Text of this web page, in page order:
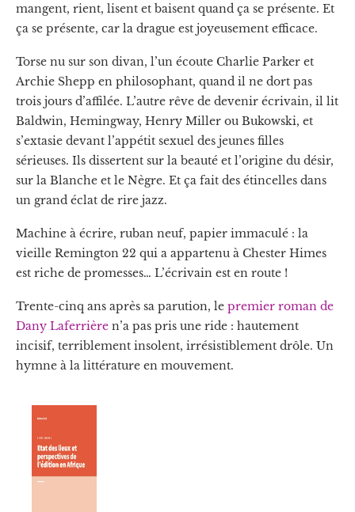
mangent, rient, lisent et baisent quand ça se présente. Et
ça se présente, car la drague est joyeusement efficace.
Torse nu sur son divan, l’un écoute Charlie Parker et
Archie Shepp en philosophant, quand il ne dort pas
trois jours d’affilée. L’autre rêve de devenir écrivain, il lit
Baldwin, Hemingway, Henry Miller ou Bukowski, et
s’extasie devant l’appétit sexuel des jeunes filles
sérieuses. Ils dissertent sur la beauté et l’origine du désir,
sur la Blanche et le Nègre. Et ça fait des étincelles dans
un grand éclat de rire jazz.
Machine à écrire, ruban neuf, papier immaculé : la
vieille Remington 22 qui a appartenu à Chester Himes
est riche de promesses… L’écrivain est en route !
Trente-cinq ans après sa parution, le premier roman de
Dany Laferrière n’a pas pris une ride : hautement
incisif, terriblement insolent, irrésistiblement drôle. Un
hymne à la littérature en mouvement.